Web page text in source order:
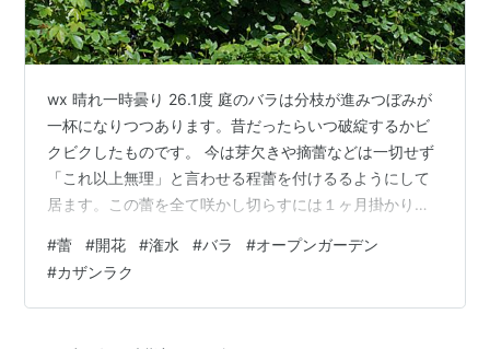
wx 晴れ一時曇り 26.1度 庭のバラは分枝が進みつぼみが
一杯になりつつあります。昔だったらいつ破綻するかビ
クビクしたものです。 今は芽欠きや摘蕾などは一切せず
「これ以上無理」と言わせる程蕾を付けるるようにして
居ます。この蕾を全て咲かし切らすには１ヶ月掛かりま
いくらいの蕾の数です、これを全く落とさずに開花させ
ます、大変ですよ。 ER キャサリンモーリー,ER ゴールデ
ン セレブレーション,ER ティージング ジョージア これだ
#蕾 #開花 #潅水 #バラ #オープンガーデン
#カザンラク